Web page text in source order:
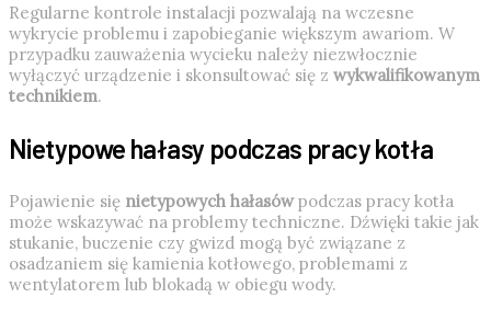
Regularne kontrole instalacji pozwalają na wczesne
wykrycie problemu i zapobieganie większym awariom. W
przypadku zauważenia wycieku należy niezwłocznie
wyłączyć urządzenie i skonsultować się z wykwalifikowanym
technikiem.
Nietypowe hałasy podczas pracy kotła
Pojawienie się nietypowych hałasówpodczas pracy kotła
może wskazywać na problemy techniczne. Dźwięki takie jak
stukanie, buczenie czy gwizd mogą być związane z
osadzaniem się kamienia kotłowego, problemami z
wentylatorem lub blokadą w obiegu wody.